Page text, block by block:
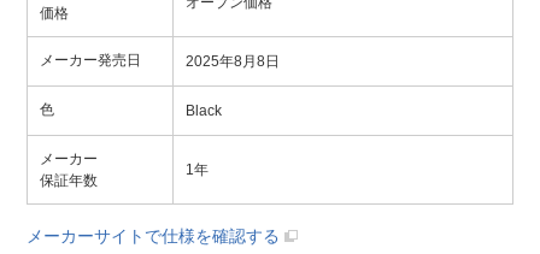
価格
メーカー発売日 2025年8月8日
色 Black
メーカー
保証年数
1年
メーカーサイトで仕様を確認する